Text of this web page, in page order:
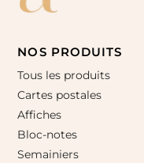
NOS PRODUITS
Tous les produits
Cartes postales
Affiches
Bloc-notes
Semainiers